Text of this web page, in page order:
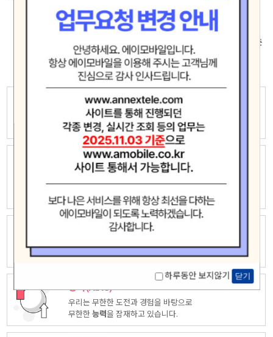
하루동안 보지않기 닫기
창의적 도전, 실패에 안주하지 않고 성공을 확신하는 자세로 최고에 도
전합니다.
고객중심, 고객의 입장에서 생각하고 배려하며 진심으로 소통합니다.
책임과 헌신, 신뢰 존중 배려가 깃든 마음으로 직원 제휴사 고객등 모든
인연을 소중히 여기며 공정하고 바르게 행동합니다.
모험(Adventure)
우리는 자유롭고 창의적인 상상력으로
새로운 가치창조에 끊임없이 도전하고모험
놀라운(Amazing)
우리는 고객중심 능력은 고객을 위해 다양한
시각에서 만들어진놀라운상품을
제공합니다.
노력하겠습니다.
능력(Able)
우리는 무한한 도전과 경험을 바탕으로
무한한능력을 잠재하고 있습니다.